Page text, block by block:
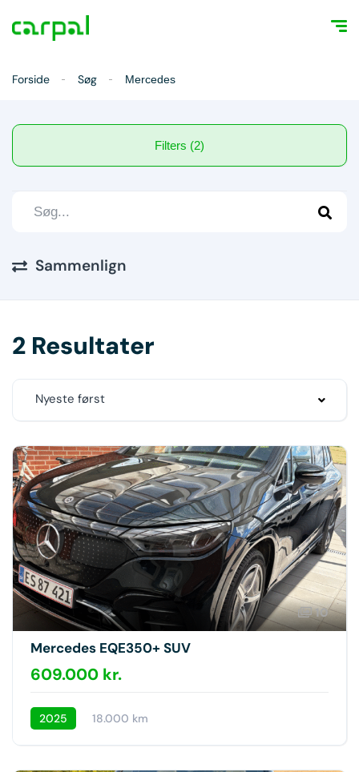
Forside Søg Mercedes
Filters (2)
Sammenlign
2 Resultater
Nyeste først
10
Mercedes EQE350+ SUV
609.000 kr.
2025 18.000 km